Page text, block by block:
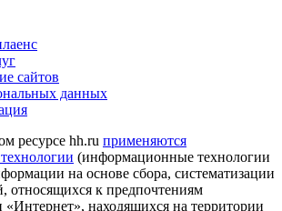
сайтов
данных
ресурсе hh.ru применяются
(информационные технологии
на основе сбора, систематизации
относящихся к предпочтениям
«Интернет», находящихся на территории